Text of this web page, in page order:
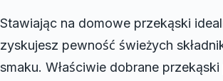
Stawiając na domowe przekąski
zyskujesz pewność świeżych
smaku. Właściwie dobrane